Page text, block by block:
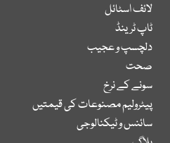
لائف اسٹائل
ٹاپ ٹرینڈ
دلچسپ و عجیب
صحت
سونے کے نرخ
پیٹرولیم مصنوعات کی قیمتیں
سائنس و ٹیکنالوجی